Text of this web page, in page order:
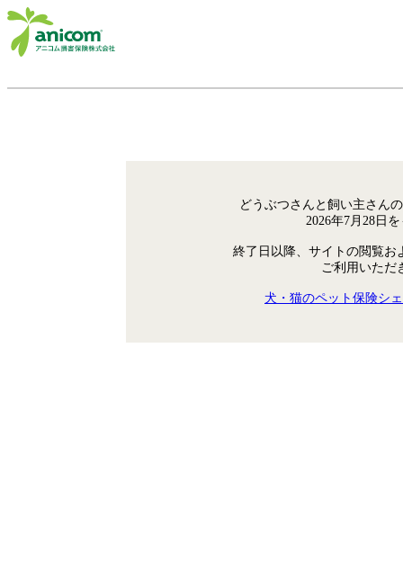
どうぶつさんと飼い主さん
2026年7月28日
終了日以降、サイトの閲覧お
ご利用いただ
犬・猫のペット保険シ